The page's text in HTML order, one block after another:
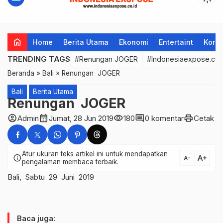
home Home Berita Utama Ekonomi Entertaint
TRENDING TAGS #Renungan JOGER
Beranda » Bali » Renungan JOGER
Bali Berita Utama
Renungan JOGER
account_circleAdmincalendar_monthJumat, 28 Jun 2019visibility180comment0 komentarprintCetak
infoAtur ukuran teks artikel ini untuk mendapatkan
pengalaman membaca terbaik.
text_decrease text_increase
Bali, Sabtu 29 Juni 2019
Baca juga: